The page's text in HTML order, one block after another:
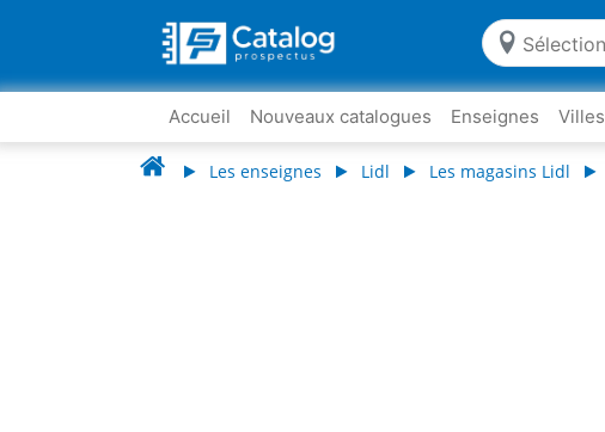
Accueil Nouveaux catalogues Enseignes Villes
Les enseignes Lidl Les magasins Lidl